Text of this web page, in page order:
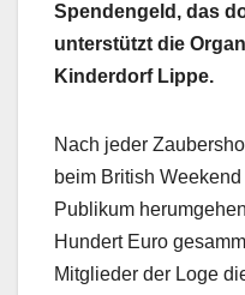
Spendengeld, das
unterstützt die
Kinderdorf Lippe.
Nach jeder
beim British
Publikum
Hundert Euro
Mitglieder der Loge